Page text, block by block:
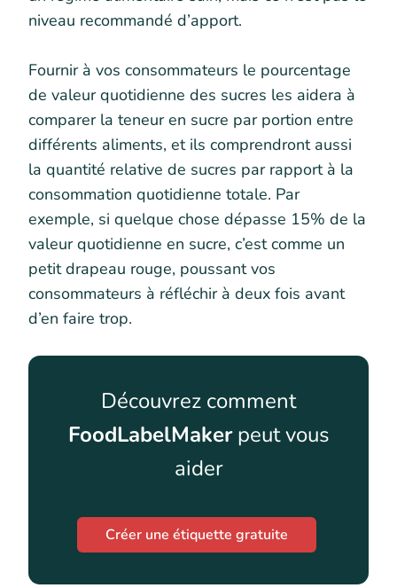
niveau recommandé d’apport.
Fournir à vos consommateurs le pourcentage
de valeur quotidienne des sucres les aidera à
comparer la teneur en sucre par portion entre
différents aliments, et ils comprendront aussi
la quantité relative de sucres par rapport à la
consommation quotidienne totale. Par
exemple, si quelque chose dépasse 15% de la
valeur quotidienne en sucre, c’est comme un
petit drapeau rouge, poussant vos
consommateurs à réfléchir à deux fois avant
d’en faire trop.
Découvrez comment
FoodLabelMakerpeut vous
aider
Créer une étiquette gratuite